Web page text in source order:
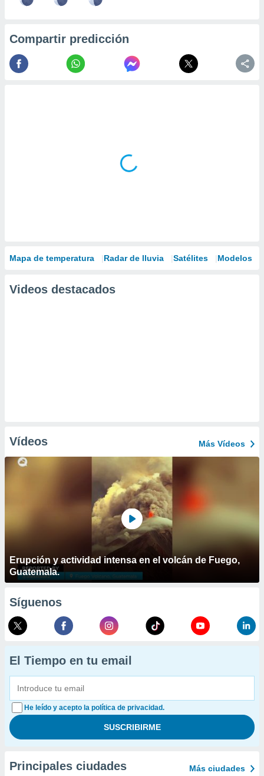
Compartir predicción
Mapa de temperatura Radar de lluvia Satélites Modelos
Videos destacados
Vídeos Más Vídeos
Erupción y actividad intensa en el volcán de Fuego,
Guatemala.
Síguenos
El Tiempo en tu email
He leído y acepto la política de privacidad.
Principales ciudades Más ciudades